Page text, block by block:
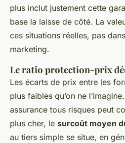
plus inclut justement cette
base la laisse de côté. La
ces situations réelles, pas
marketing.
Le ratio protection-prix
Les écarts de prix entre les
plus faibles qu’on ne
assurance tous risques peut
plus cher, le surcoût moyen
au tiers simple se situe, en